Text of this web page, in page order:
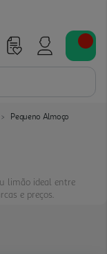
Pequeno Almoço
limão ideal entre
e preços.